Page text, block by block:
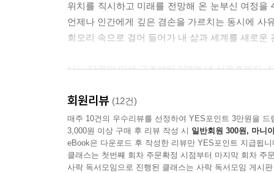
위치를 직시하고 미래를 전망해 온 눈부신 여정
언제나 인간에게 깊은 겸손을 가르치는 동시에 사
회오리 속으로 걸어 들어가 내 삶과 세계를 새로
나노 단위의 미세 구조부터 138억 년 심우주까지,
이 책은 보이지 않는 미시 세계의 물질부터 아득
독자들을 안내한다.
1부는 제임스웹 우주망원경과 허블 우주망원경
고독하고도 위대한 성간 항해를 추적하며 인류
회원리뷰 (12건)
매주 10건의 우수리뷰를 선정하여 YES포인트 3만원을 드
3,000원 이상 구매 후 리뷰 작성 시 일반회원 300원, 마니
eBook은 다운로드 후 작성한 리뷰만 YES포인트 지급됩니
클래스는 첫번째 회차 주문확정 시점부터 마지막 회차 주
사락 독서모임으로 진행된 클래스는 사락 독서모임 게시